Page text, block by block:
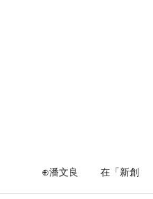
「新創